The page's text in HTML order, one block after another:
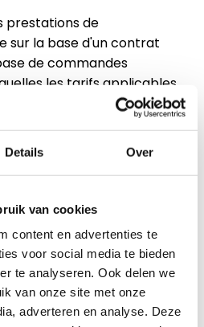
Details Over
van cookies
content en advertenties te
voor social media te bieden
te analyseren. Ook delen we
van onze site met onze
adverteren en analyse. Deze
marques
d'inspiration
prestations de
sur la base d'un contrat
de commandes
les tarifs applicables
planifiés seront
moins 24 heures à
pas obligé de signaler les
de maintenance peut
(temporaires) sur la
accepte cela et
à cet égard.
les horaires d'exécution